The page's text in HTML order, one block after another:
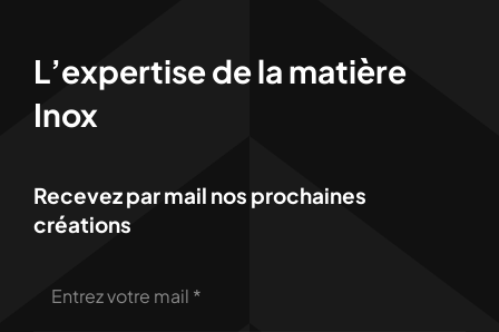
L’expertise de la matière
Inox
Recevez par mail nos prochaines
créations